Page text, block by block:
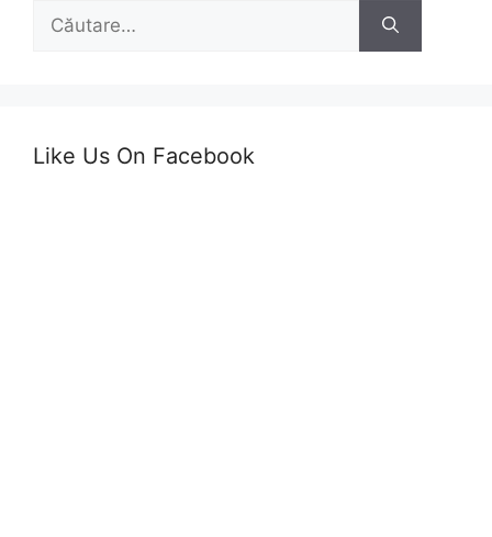
Caută
Like Us On Facebook